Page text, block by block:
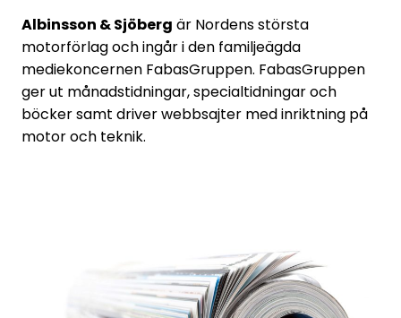
Albinsson & Sjöberg är Nordens största
motorförlag och ingår i den familjeägda
mediekoncernen FabasGruppen. FabasGruppen
ger ut månadstidningar, specialtidningar och
böcker samt driver webbsajter med inriktning på
motor och teknik.